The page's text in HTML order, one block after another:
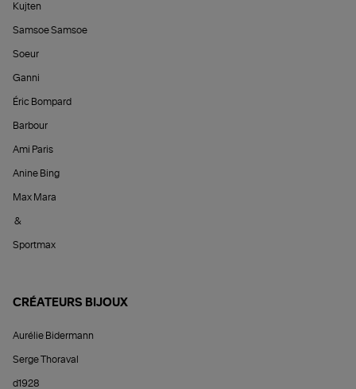
Kujten
Samsoe Samsoe
Soeur
Ganni
Éric Bompard
Barbour
Ami Paris
Anine Bing
Max Mara
&
Sportmax
CRÉATEURS BIJOUX
Aurélie Bidermann
Serge Thoraval
d1928